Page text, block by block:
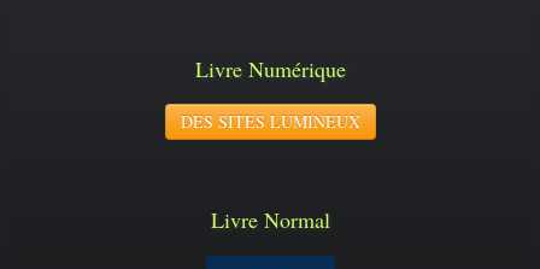
Livre Numérique
DES SITES LUMINEUX
Livre Normal